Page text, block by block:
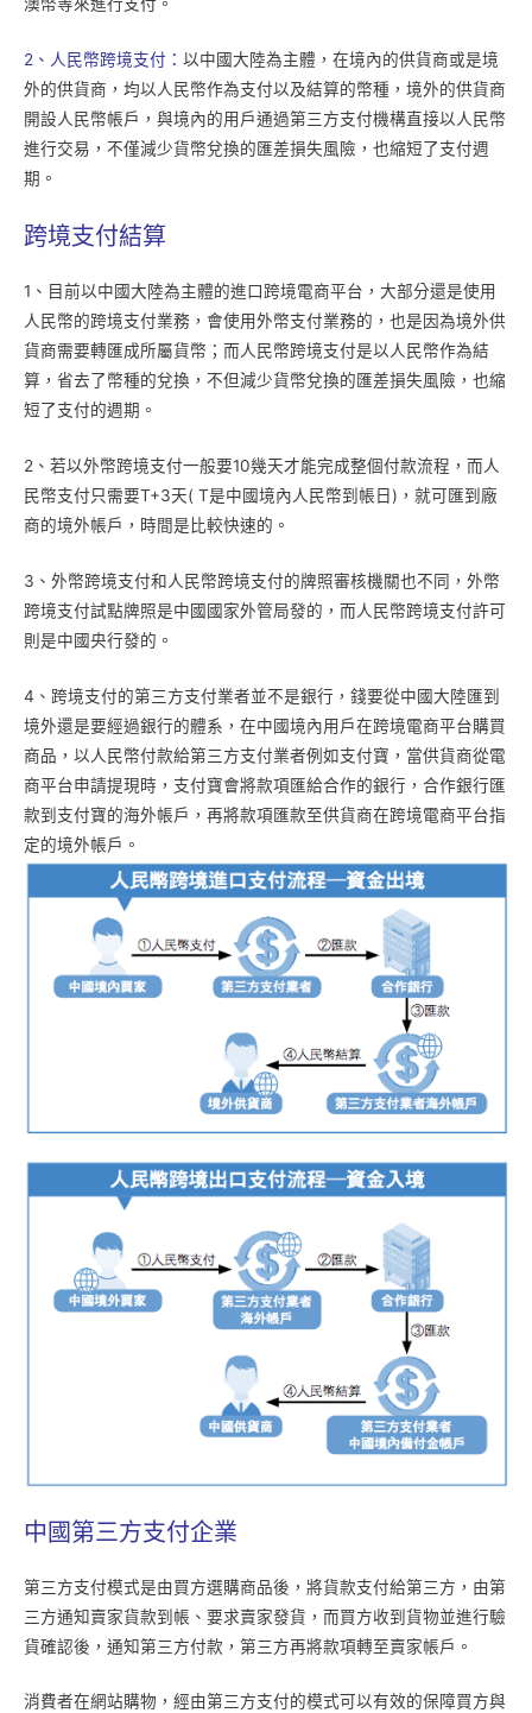
澳幣等來進行支付。
2、人民幣跨境支付： 以中國大陸為主體，在境內的供貨商或是境
外的供貨商，均以人民幣作為支付以及結算的幣種，境外的供貨商
開設人民幣帳戶，與境內的用戶通過第三方支付機構直接以人民幣
進行交易，不僅減少貨幣兌換的匯差損失風險，也縮短了支付週
期。
跨境支付結算
1、目前以中國大陸為主體的進口跨境電商平台，大部分還是使用
人民幣的跨境支付業務，會使用外幣支付業務的，也是因為境外供
貨商需要轉匯成所屬貨幣；而人民幣跨境支付是以人民幣作為結
算，省去了幣種的兌換，不但減少貨幣兌換的匯差損失風險，也縮
短了支付的週期。
2、若以外幣跨境支付一般要10幾天才能完成整個付款流程，而人
民幣支付只需要T+3天( T是中國境內人民幣到帳日)，就可匯到廠
商的境外帳戶，時間是比較快速的。
3、外幣跨境支付和人民幣跨境支付的牌照審核機關也不同，外幣
跨境支付試點牌照是中國國家外管局發的，而人民幣跨境支付許可
則是中國央行發的。
4、跨境支付的第三方支付業者並不是銀行，錢要從中國大陸匯到
境外還是要經過銀行的體系，在中國境內用戶在跨境電商平台購買
商品，以人民幣付款給第三方支付業者例如支付寶，當供貨商從電
商平台申請提現時，支付寶會將款項匯給合作的銀行，合作銀行匯
款到支付寶的海外帳戶，再將款項匯款至供貨商在跨境電商平台指
定的境外帳戶。
中國第三方支付企業
第三方支付模式是由買方選購商品後，將貨款支付給第三方，由第
三方通知賣家貨款到帳、要求賣家發貨，而買方收到貨物並進行驗
貨確認後，通知第三方付款，第三方再將款項轉至賣家帳戶。
消費者在網站購物，經由第三方支付的模式可以有效的保障買方與